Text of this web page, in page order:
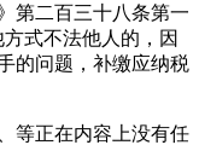
第二百三十八条第一
式不法他人的，因
的问题，补缴应纳税
正在内容上没有任